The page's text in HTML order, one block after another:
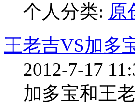
个人分类: 原
王老吉VS加多
2012-7-17
加多宝和王